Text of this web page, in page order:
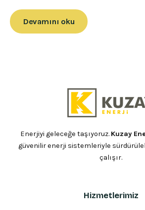
Devamını oku
Enerjiyi geleceğe taşıyoruz. Kuzay
güvenilir enerji sistemleriyle
çalışır.
Hizmetlerimiz